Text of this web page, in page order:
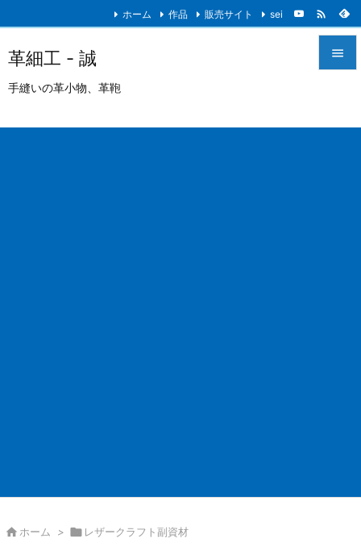
革細工 - 誠
手縫いの革小物、革鞄


ホーム 作品 販売サイト sei 
 ホーム >  レザークラフト副資材